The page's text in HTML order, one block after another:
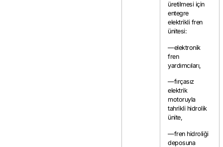
üretilmesi için
entegre
elektrikli fren
ünitesi:
—elektronik
fren
yardımcıları,
—fırçasız
elektrik
motoruyla
tahrikli hidrolik
ünite,
—fren hidroliği
deposuna